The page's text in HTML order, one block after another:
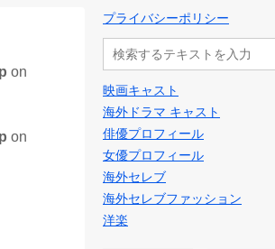
on
on
プライバシーポリシー
映画キャスト
海外ドラマ キャスト
俳優プロフィール
女優プロフィール
海外セレブ
海外セレブファッション
洋楽